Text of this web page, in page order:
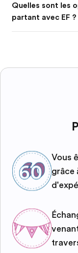
Quelles sont les
partant avec EF ?
Vous
grâce